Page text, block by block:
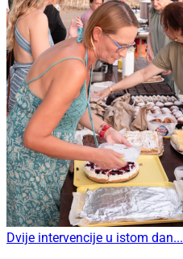
Dvije intervencije u istom dan...